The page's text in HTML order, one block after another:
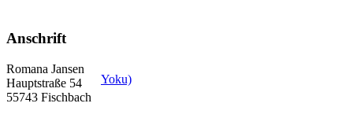
Yoku)
Anschrift
Romana Jansen
Hauptstraße 54
55743 Fischbach